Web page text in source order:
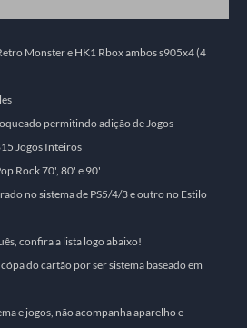
Monster e HK1 Rbox ambos s905x4 (4
permitindo adição de Jogos
Jogos Inteiros
Rock 70', 80' e 90'​
no sistema de PS5/4/3 e outro no Estilo
confira a lista logo abaixo!
do cartão por ser sistema baseado em
e jogos, não acompanha aparelho e